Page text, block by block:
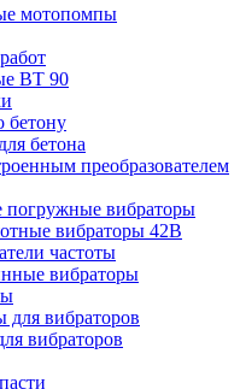
мотопомпы
BT 90
бетону
бетона
преобразователем
погружные вибраторы
вибраторы 42В
частоты
вибраторы
для вибраторов
вибраторов